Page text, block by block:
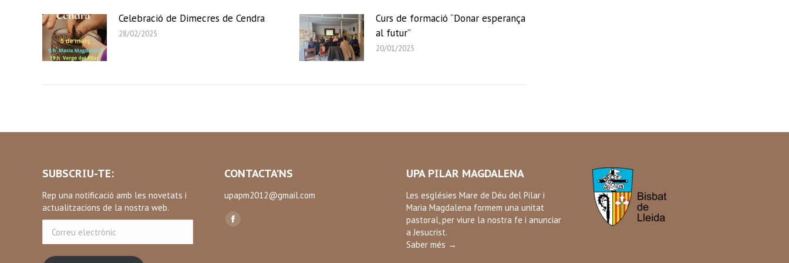
Celebració de Dimecres de Cendra
28/02/2025
Curs de formació “Donar esperança
al futur”
20/01/2025
SUBSCRIU-TE:
Rep una notificació amb les novetats i
actualitzacions de la nostra web.
electrònic
CONTACTA’NS
upapm2012@gmail.com
Find us on:
Facebook
UPA PILAR MAGDALENA
Les esglésies Mare de Déu del Pilar i
Maria Magdalena formem una unitat
pastoral, per viure la nostra fe i anunciar
a Jesucrist.
Saber més →